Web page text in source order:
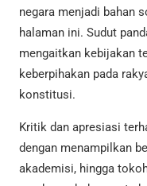
negara menjadi bahan
halaman ini. Sudut
mengaitkan kebijakan
keberpihakan pada
konstitusi.
Kritik dan apresiasi
dengan menampilkan
akademisi, hingga